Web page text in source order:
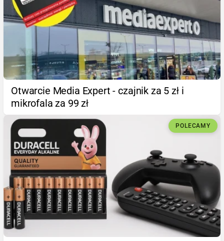
Otwarcie Media Expert - czajnik za 5 zł i
mikrofala za 99 zł
POLECAMY